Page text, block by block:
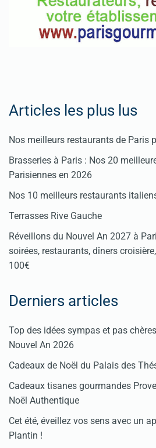
Articles les plus lus
Nos meilleurs restaurants de Paris
Brasseries à Paris : Nos 20
Parisiennes en 2026
Nos 10 meilleurs restaurants
Terrasses Rive Gauche
Réveillons du Nouvel An 2027 à
soirées, restaurants, dîners
100€
Derniers articles
Top des idées sympas et pas
Nouvel An 2026
Cadeaux de Noël du Palais des
Cadeaux tisanes gourmandes
Noël Authentique
Cet été, éveillez vos sens avec un
Plantin !